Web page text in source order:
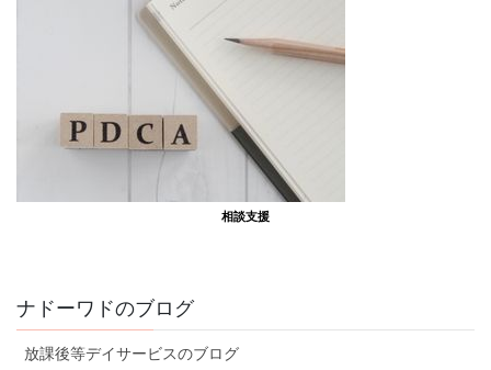
相談支援
ナドーワドのブログ
放課後等デイサービスのブログ